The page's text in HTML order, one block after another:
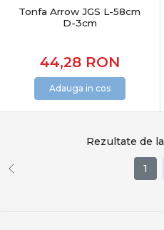
Tonfa Arrow JGS L-58cm
D-3cm
44,28 RON
Adauga in cos
Rezultate de la
1